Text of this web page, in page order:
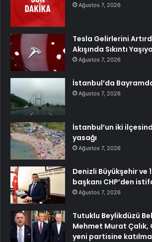
Ağustos 7, 2026
Tesla Gelirlerini
Akışında Sıkıntı
Ağustos 7, 2026
İstanbul’da
Ağustos 7, 2026
İstanbul’un iki
yasağı
Ağustos 7, 2026
Denizli Büyükşehir ve
başkanı CHP’den
Ağustos 7, 2026
Tutuklu Beylikdüzü
Mehmet Murat Çalık,
yeni partisine